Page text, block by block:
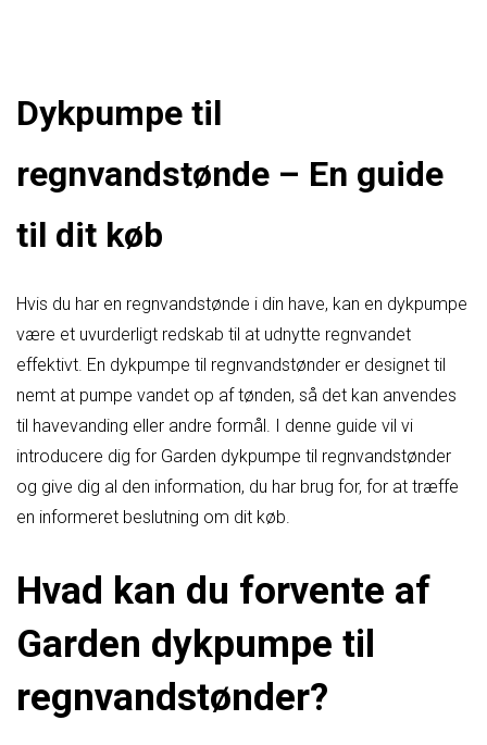
Dykpumpe til
regnvandstønde – En guide
til dit køb
Hvis du har en regnvandstønde i din have, kan en dykpumpe
være et uvurderligt redskab til at udnytte regnvandet
effektivt. En dykpumpe til regnvandstønder er designet til
nemt at pumpe vandet op af tønden, så det kan anvendes
til havevanding eller andre formål. I denne guide vil vi
introducere dig for Garden dykpumpe til regnvandstønder
og give dig al den information, du har brug for, for at træffe
en informeret beslutning om dit køb.
Hvad kan du forvente af
Garden dykpumpe til
regnvandstønder?